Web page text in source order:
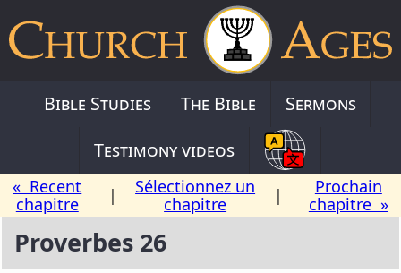
Bible Studies The Bible
Sermons
Testimony videos
« Recent
chapitre
|
Sélectionnez un
chapitre
|
Prochain
chapitre »
Proverbes 26